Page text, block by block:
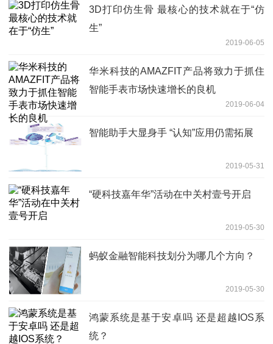
3D打印仿生骨 最核心的技术就在于“仿
生”
2019-06-05
华米科技的AMAZFIT产品将致力于抓住
智能手表市场快速增长的良机
2019-06-04
智能助手大显身手 “认知”应用仍需拓展
2019-05-31
“硬科技嘉年华”活动在中关村壹号开启
2019-05-30
蚂蚁金融智能科技划分为哪几个方向？
2019-05-30
鸿蒙系统是基于安卓吗 还是超越IOS系
统？